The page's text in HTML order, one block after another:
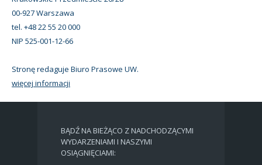
00-927 Warszawa
tel. +48 22 55 20 000
NIP 525-001-12-66
Stronę redaguje Biuro Prasowe UW.
więcej informacji
BĄDŹ NA BIEŻĄCO Z NADCHODZĄCYMI
WYDARZENIAMI I NASZYMI
OSIĄGNIĘCIAMI: